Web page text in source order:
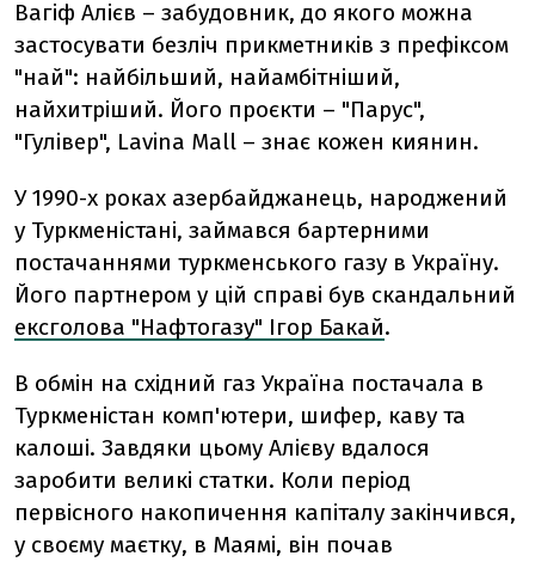
Вагіф Алієв – забудовник, до якого можна
застосувати безліч прикметників з префіксом
"най": найбільший, найамбітніший,
найхитріший. Його проєкти – "Парус",
"Гулівер", Lavina Mall – знає кожен киянин.
У 1990-х роках азербайджанець, народжений
у Туркменістані, займався бартерними
постачаннями туркменського газу в Україну.
Його партнером у цій справі був скандальний
ексголова "Нафтогазу" Ігор Бакай.
В обмін на східний газ Україна постачала в
Туркменістан комп'ютери, шифер, каву та
калоші. Завдяки цьому Алієву вдалося
заробити великі статки. Коли період
первісного накопичення капіталу закінчився,
у своєму маєтку, в Маямі, він почав